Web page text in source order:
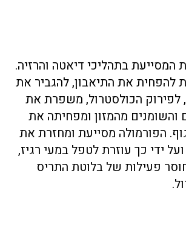
המסייעת בתהליכי דיאטה והרזיה.
להפחית את התיאבון, להגביר את
לפירוק הכולסטרול, משפרת את
והשומנים מהמזון ומפחיתה את
הפורמולה מסייעת ומחזרת את
ידי כך עוזרת לטפל במעי רגיז,
פעילות של בלוטת התריס